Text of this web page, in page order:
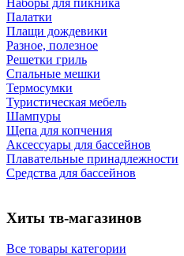
Наборы для пикника
Палатки
Плащи дождевики
Разное, полезное
Решетки гриль
Спальные мешки
Термосумки
Туристическая мебель
Шампуры
Щепа для копчения
Аксессуары для бассейнов
Плавательные принадлежности
Средства для бассейнов
Хиты тв-магазинов
Все товары категории